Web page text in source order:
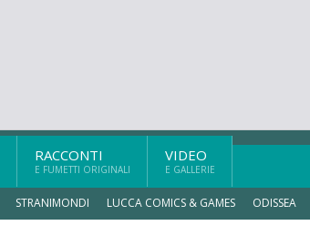
RACCONTI
E FUMETTI ORIGINALI
VIDEO
E GALLERIE
STRANIMONDI LUCCA COMICS & GAMES ODISSEA